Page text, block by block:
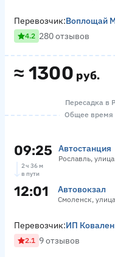
≈ 1300 руб.
Перевозчик:Воплощай
4.2 280 отзывов
Пересадка в
Общее время
09:25 Автостанция
Рославль,
2 ч 36 м
в пути
12:01 Автовокзал
Смоленск,
Перевозчик:ИП
2.1 9 отзывов